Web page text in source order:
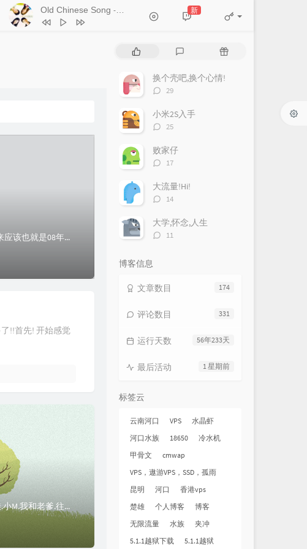
Old Chinese Song - Kitti Kuremanee
Chookiat Sakveerakul / August Band
2
A Smile That I Would Never See
Again
Kitti Kuremanee
厘小白
叶蒨文
新
网易提供的相册空间我已经记不清我是什么时候开始使用得了了.从我的相册看来应该也就是08年的样子...不限空间.这点不错...再加上是国内的网易.访问速度还...
!!首先! 开始感觉
2011年3月26日.被老爹抓去上坟...早上7点半就被抓起来了,周末都不能睡懒觉!X佳.小M.我和老爹.往老公路先到屏边上爷爷的坟...我开车.本想老公...
评
随
换个壳吧,换个心情!
评
数：
29
小米2S入手
评
数：
25
败家仔
评
数：
17
大流量!Hi!
评
数：
14
大学,怀念,人生
评
11
博客信息
174
文章数目
331
评论数目
56年233天
运行天数
1 星期前
最后活动
标签云
云南河口 VPS
水晶虾
河口水族
18650
冷水机
甲骨文
cmwap
VPS，遨游VPS，SSD，孤雨
昆明
河口
香港vps
楚雄
个人博客
博客
无限流量
水族
夹冲
5.1.1越狱下载
5.1.1越狱